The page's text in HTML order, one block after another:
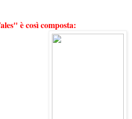
è così composta: